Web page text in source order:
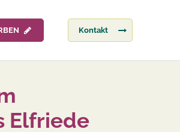
Kontakt
Elfriede